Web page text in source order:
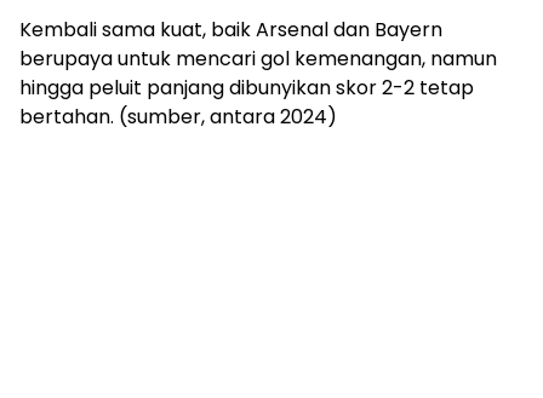
Kembali sama kuat, baik Arsenal dan Bayern
berupaya untuk mencari gol kemenangan, namun
hingga peluit panjang dibunyikan skor 2-2 tetap
bertahan. (sumber, antara 2024)